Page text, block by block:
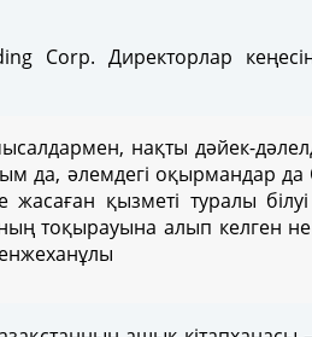
Директорлар
нақты дәйек-
да, әлемдегі оқырмандар
қызметі туралы
тоқырауына алып келген не